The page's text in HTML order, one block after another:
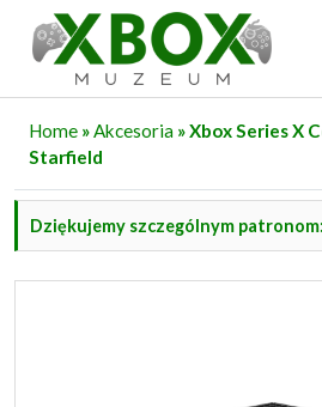
Home »Akcesoria » Xbox Series X
Starfield
Dziękujemy szczególnym patronom: